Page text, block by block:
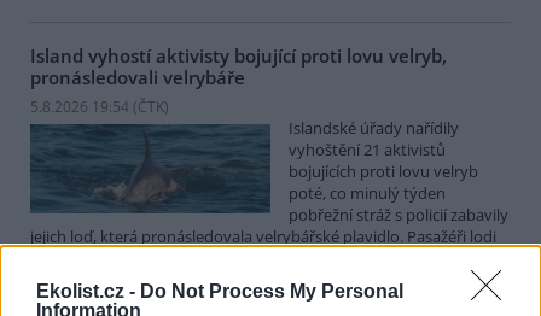
Ekolist.cz - Do Not Process My Personal
Information
Island vyhostí aktivisty bojující proti lovu velryb,
pronásledovali velrybáře
5.8.2026 19:54 (ČTK)
Islandské úřady nařídily
vyhoštění 21 aktivistů
bojujících proti lovu velryb
poté, co minulý týden
pobřežní stráž s policií zabavily
jejich loď, která pronásledovala velrybářské plavidlo. Pasažéři lodi
Watsona jsou od té doby zadržováni v Reykjavíku. Sám Watson na
palubě nebyl. Píše o tom agentura AFP s odvoláním na islandskou